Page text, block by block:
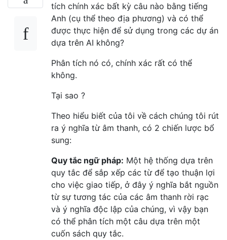
tích chính xác bất kỳ câu nào bằng tiếng
Anh (cụ thể theo địa phương) và có thể
được thực hiện để sử dụng trong các dự án
dựa trên AI không?
Phân tích nó có, chính xác rất có thể
không.
Tại sao ?
Theo hiểu biết của tôi về cách chúng tôi rút
ra ý nghĩa từ âm thanh, có 2 chiến lược bổ
sung:
Quy tắc ngữ pháp: Một hệ thống dựa trên
quy tắc để sắp xếp các từ để tạo thuận lợi
cho việc giao tiếp, ở đây ý nghĩa bắt nguồn
từ sự tương tác của các âm thanh rời rạc
và ý nghĩa độc lập của chúng, vì vậy bạn
có thể phân tích một câu dựa trên một
cuốn sách quy tắc.